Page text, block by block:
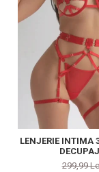
LENJERIE INTIMA
299,99